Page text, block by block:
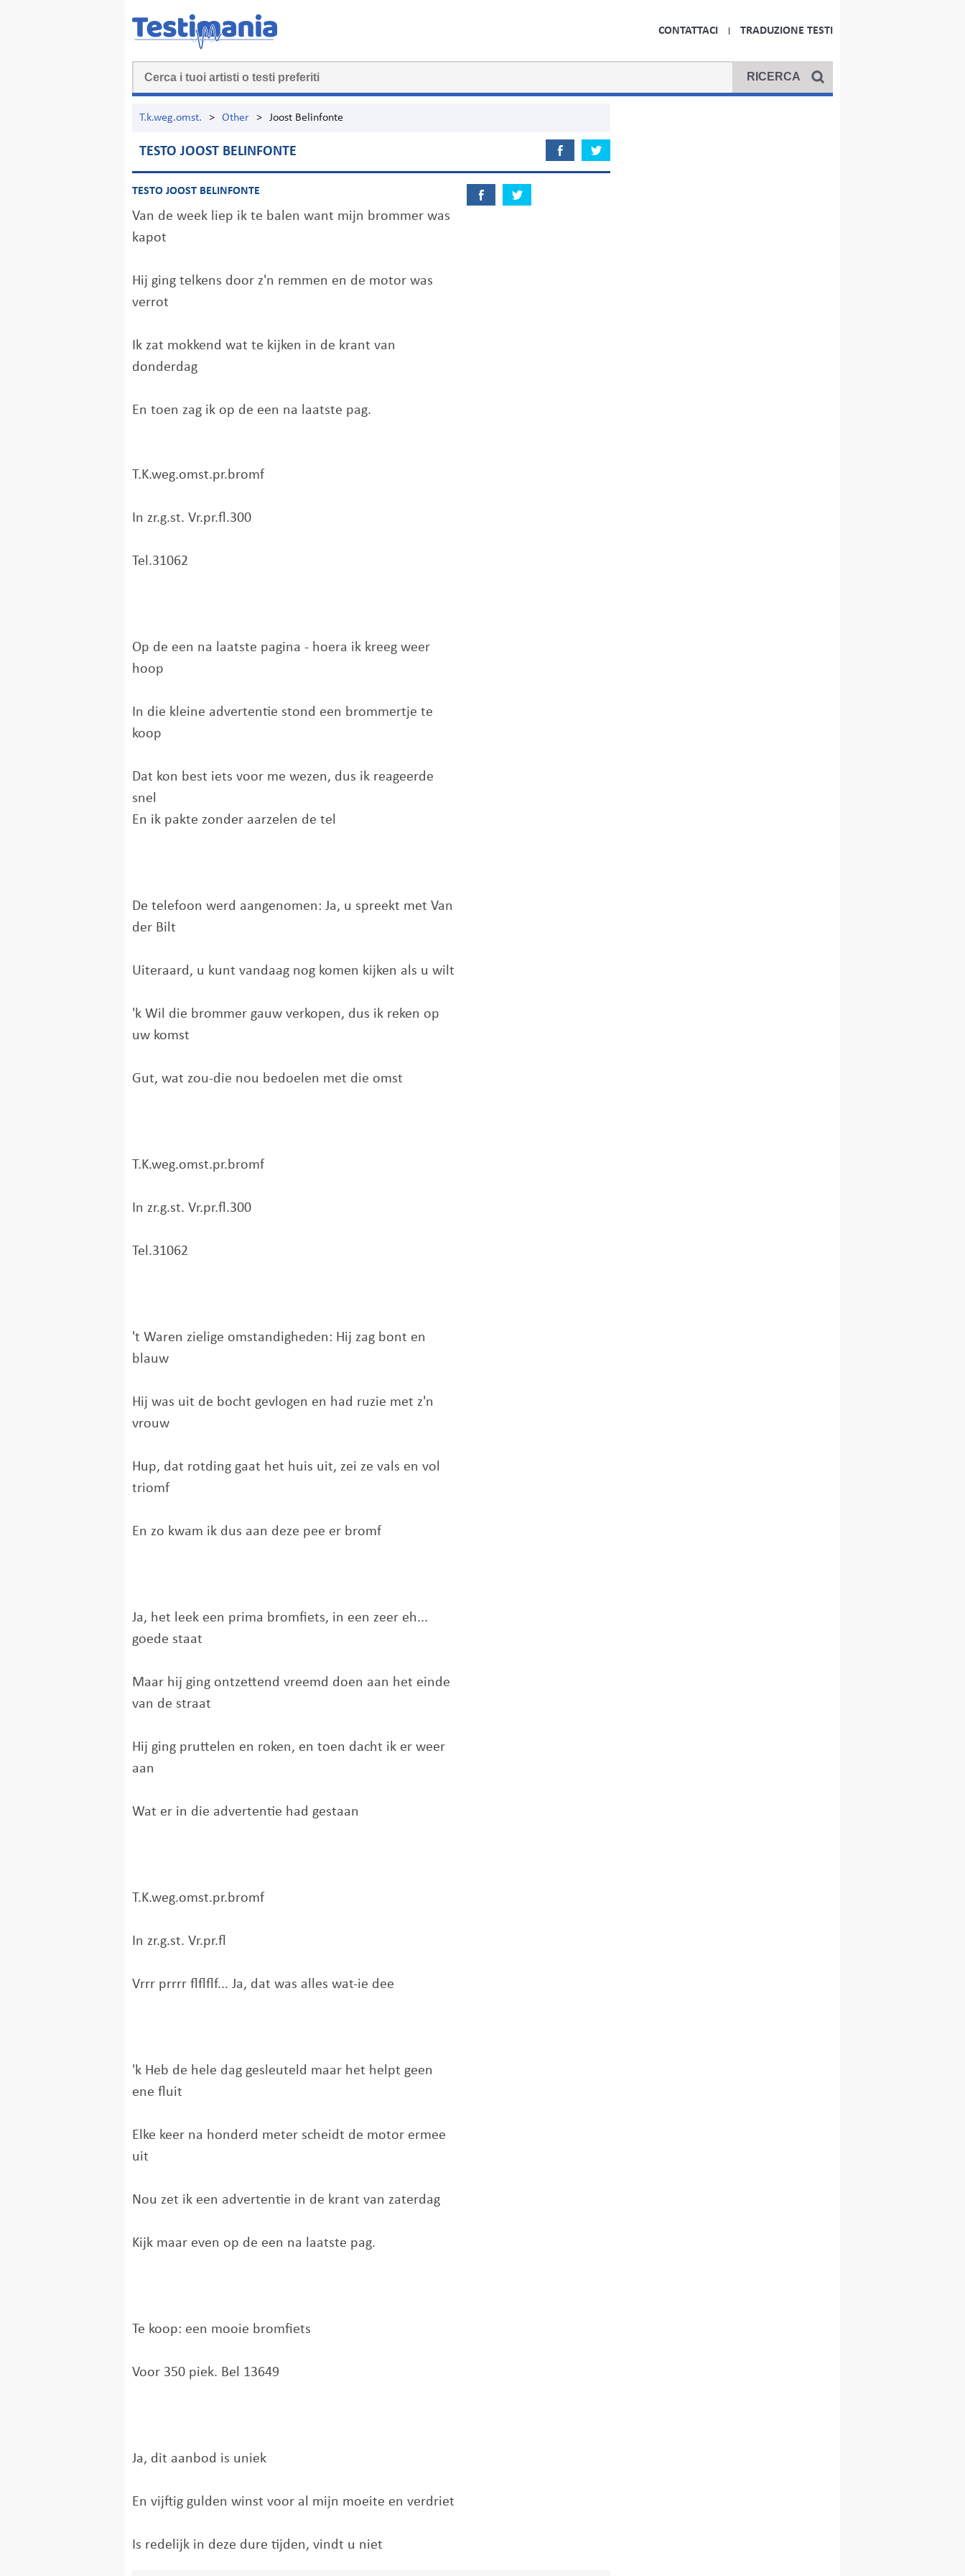
CONTATTACI TRADUZIONE TESTI
T.k.weg.omst. > Other > Joost Belinfonte
TESTO JOOST BELINFONTE
TESTO JOOST BELINFONTE
Van de week liep ik te balen want mijn brommer was
kapot
Hij ging telkens door z'n remmen en de motor was
verrot
Ik zat mokkend wat te kijken in de krant van
donderdag
En toen zag ik op de een na laatste pag.
T.K.weg.omst.pr.bromf
In zr.g.st. Vr.pr.fl.300
Tel.31062
Op de een na laatste pagina - hoera ik kreeg weer
hoop
In die kleine advertentie stond een brommertje te
koop
Dat kon best iets voor me wezen, dus ik reageerde
snel
En ik pakte zonder aarzelen de tel
De telefoon werd aangenomen: Ja, u spreekt met Van
der Bilt
Uiteraard, u kunt vandaag nog komen kijken als u wilt
'k Wil die brommer gauw verkopen, dus ik reken op
uw komst
Gut, wat zou-die nou bedoelen met die omst
T.K.weg.omst.pr.bromf
In zr.g.st. Vr.pr.fl.300
Tel.31062
't Waren zielige omstandigheden: Hij zag bont en
blauw
Hij was uit de bocht gevlogen en had ruzie met z'n
vrouw
Hup, dat rotding gaat het huis uit, zei ze vals en vol
triomf
En zo kwam ik dus aan deze pee er bromf
Ja, het leek een prima bromfiets, in een zeer eh...
goede staat
Maar hij ging ontzettend vreemd doen aan het einde
van de straat
Hij ging pruttelen en roken, en toen dacht ik er weer
aan
Wat er in die advertentie had gestaan
T.K.weg.omst.pr.bromf
In zr.g.st. Vr.pr.fl
Vrrr prrrr flflflf... Ja, dat was alles wat-ie dee
'k Heb de hele dag gesleuteld maar het helpt geen
ene fluit
Elke keer na honderd meter scheidt de motor ermee
uit
Nou zet ik een advertentie in de krant van zaterdag
Kijk maar even op de een na laatste pag.
Te koop: een mooie bromfiets
Voor 350 piek. Bel 13649
Ja, dit aanbod is uniek
En vijftig gulden winst voor al mijn moeite en verdriet
Is redelijk in deze dure tijden, vindt u niet